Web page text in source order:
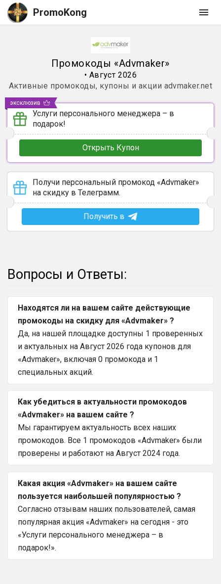
PromoKong
Промокоды «Advmaker»
• Август 2026
Активные промокоды, купоны и акции advmaker.net
Услуги персонального менеджера – в
подарок!
Открыть Купон
эксклюзив
Получи персональный промокод «Advmaker»
на скидку в Телеграмм.
Получить в
Вопросы и Ответы:
Находятся ли на вашем сайте действующие
промокоды на скидку для «Advmaker» ?
Да, на нашей площадке доступны 1 проверенных
и актуальных на Август 2026 года купонов для
«Advmaker», включая 0 промокода и 1
специальных акций.
Как убедиться в актуальности промокодов
«Advmaker» на вашем сайте ?
Мы гарантируем актуальность всех наших
промокодов. Все 1 промокодов «Advmaker» были
проверены и работают на Август 2024 года.
Какая акция «Advmaker» на вашем сайте
пользуется наибольшей популярностью ?
Согласно отзывам наших пользователей, самая
популярная акция «Advmaker» на сегодня - это
«Услуги персонального менеджера – в
подарок!».